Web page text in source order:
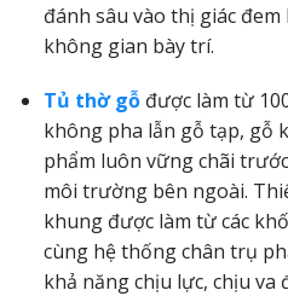
đánh sâu vào thị giác
không gian bày trí.
Tủ thờ gỗđược làm từ
không pha lẫn gỗ tạp, gỗ
phẩm luôn vững chãi
môi trường bên ngoài.
khung được làm từ các
cùng hệ thống chân trụ
khả năng chịu lực, chịu